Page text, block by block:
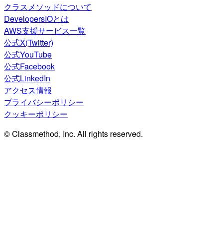
クラスメソッドについて
DevelopersIOとは
AWS支援サービス一覧
公式X(Twitter)
公式YouTube
公式Facebook
公式LinkedIn
アクセス情報
プライバシーポリシー
クッキーポリシー
© Classmethod, Inc. All rights reserved.